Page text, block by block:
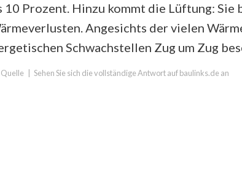
10 Prozent. Hinzu kommt die Lüftung: Sie
Angesichts der vielen
Schwachstellen Zug um Zug
Sehen Sie sich die vollständige Antwort auf baulinks.de an